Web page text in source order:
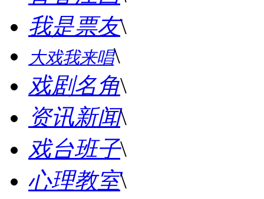
我是票友\
大戏我来唱\
戏剧名角\
资讯新闻\
戏台班子\
心理教室\